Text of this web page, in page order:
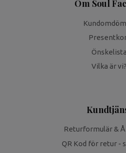
Om Soul
Önskelista
Vilka är vi?
Returformulär &
QR Kod för retur -